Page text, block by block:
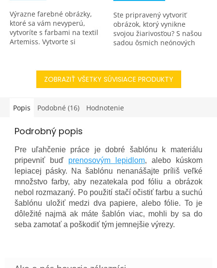
Výrazne farebné obrázky,
ktoré sa vám nevyperú,
vytvoríte s farbami na textil
Artemiss. Vytvorte si
aplikáciu na nohaviciach...
Ste pripravený vytvoriť
obrázok, ktorý vynikne
svojou žiarivosťou? S našou
sadou ôsmich neónových
- bielo tričko,...
ZOBRAZIŤ VŠETKY SÚVISIACE PRODUKTY
Popis Podobné (16) Hodnotenie
Podrobný popis
Pre uľahčenie práce je dobré šablónu k materiálu
pripevniť buď prenosovým lepidlom, alebo kúskom
lepiacej pásky. Na šablónu nenanášajte príliš veľké
množstvo farby, aby nezatekala pod fóliu a obrázok
nebol rozmazaný. Po použití stačí očistiť farbu a suchú
šablónu uložiť medzi dva papiere, alebo fólie. To je
dôležité najmä ak máte šablón viac, mohli by sa do
seba zamotať a poškodiť tým jemnejšie výrezy.